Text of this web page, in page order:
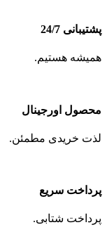
پشتیبانی 24/7
همیشه هستیم.
محصول اورجینال
لذت خریدی مطمئن.
پرداخت سریع
پرداخت شتابی.